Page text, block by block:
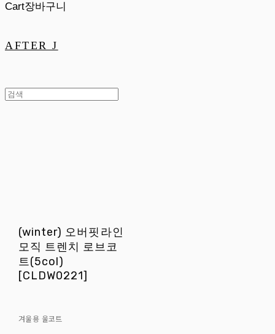
Cart장바구니
AFTER J
(winter) 오버핏라인
모직 트렌치 로브코
트(5col)
[CLDW0221]
겨울용 울코트